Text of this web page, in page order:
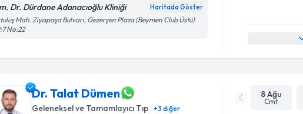
Dr. Dürdane Adanacıoğlu Kliniği Haritada Göster
Mah. Ziyapaşa Bulvarı, Gezerşen Plaza (Beymen Club Üstü)
No:22
Dr. Talat Dümen
Geleneksel ve Tamamlayıcı Tıp +3 diğer
8 Ağu
Cmt